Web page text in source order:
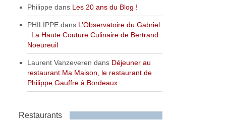
Philippe dans Les 20 ans du Blog !
PHILIPPE dans L’Observatoire du Gabriel
: La Haute Couture Culinaire de Bertrand
Noeureuil
Laurent Vanzeveren dans Déjeuner au
restaurant Ma Maison, le restaurant de
Philippe Gauffre à Bordeaux
Restaurants